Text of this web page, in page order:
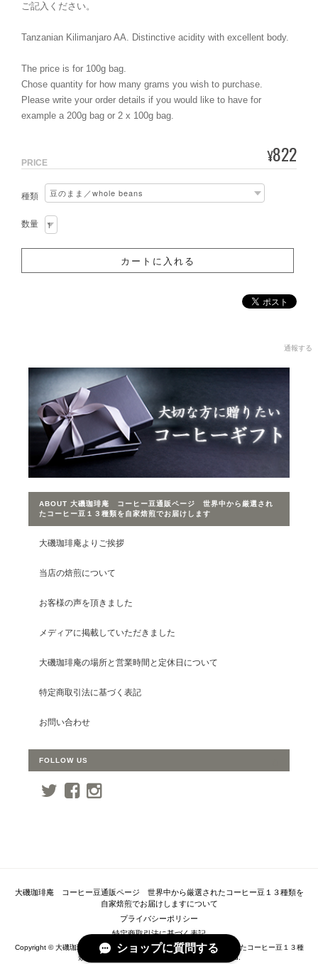
ご記入ください。
Tanzanian Kilimanjaro AA. Distinctive acidity with excellent body.
The price is for 100g bag.
Chose quantity for how many grams you wish to purchase.
Please write your order details if you would like to have for
example a 200g bag or 2 x 100g bag.
PRICE ¥822
種類
数量
通報する
ABOUT 大磯珈琲庵 コーヒー豆通販ページ 世界中から厳選され
たコーヒー豆１３種類を自家焙煎でお届けします
大磯珈琲庵よりご挨拶
当店の焙煎について
お客様の声を頂きました
メディアに掲載していただきました
大磯珈琲庵の場所と営業時間と定休日について
特定商取引法に基づく表記
お問い合わせ
FOLLOW US
大磯珈琲庵 コーヒー豆通販ページ 世界中から厳選されたコーヒー豆１３種類を
自家焙煎でお届けしますについて
プライバシーポリシー
特定商取引法に基づく表記
Copyright © 大磯珈琲庵 コーヒー豆通販ページ 世界中から厳選されたコーヒー豆１３種
類を自家焙煎でお届けします. All Rights Reserved.
ショップに質問する